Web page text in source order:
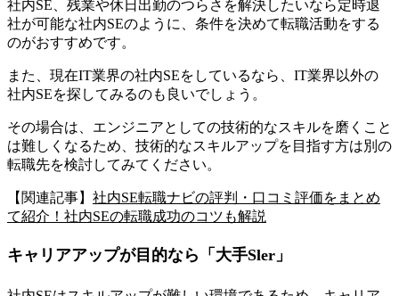
社内SE、残業や休日出勤のつらさを解決したいなら定時退
社が可能な社内SEのように、条件を決めて転職活動をする
のがおすすめです。
また、現在IT業界の社内SEをしているなら、IT業界以外の
社内SEを探してみるのも良いでしょう。
その場合は、エンジニアとしての技術的なスキルを磨くこと
は難しくなるため、技術的なスキルアップを目指す方は別の
転職先を検討してみてください。
【関連記事】 社内SE転職ナビの評判・口コミ評価をまとめ
て紹介！社内SEの転職成功のコツも解説
キャリアアップが目的なら「大手Sler」